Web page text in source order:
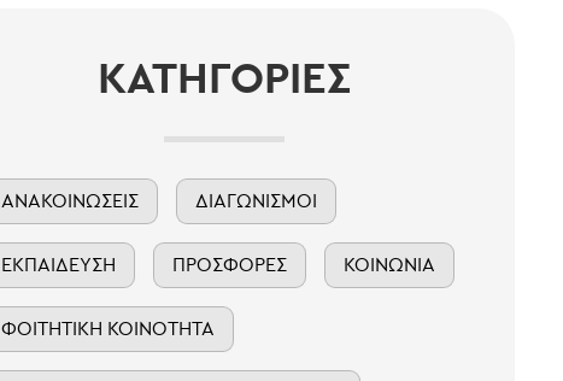
ΚΑΤΗΓΟΡΊΕΣ
ΑΝΑΚΟΙΝΏΣΕΙΣ ΔΙΑΓΩΝΙΣΜΟΊ
ΕΚΠΑΊΔΕΥΣΗ ΠΡΟΣΦΟΡΈΣ ΚΟΙΝΩΝΊΑ
ΦΟΙΤΗΤΙΚΉ ΚΟΙΝΌΤΗΤΑ